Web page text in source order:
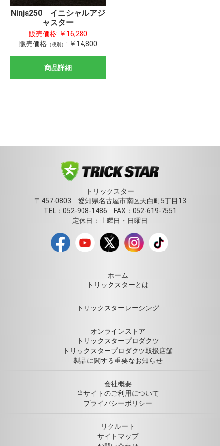
Ninja250 イニシャルアジ
ャスター
販売価格: ￥16,280
販売価格（税別） : ￥14,800
商品詳細
トリックスター
〒457-0803 愛知県名古屋市南区天白町5丁目13
TEL：052-908-1486 FAX：052-619-7551
定休日：土曜日・日曜日
ホーム
トリックスターとは
トリックスターレーシング
オンラインストア
トリックスタープロダクツ
トリックスタープロダクツ取扱店舗
製品に関する重要なお知らせ
会社概要
当サイトのご利用について
プライバシーポリシー
リクルート
サイトマップ